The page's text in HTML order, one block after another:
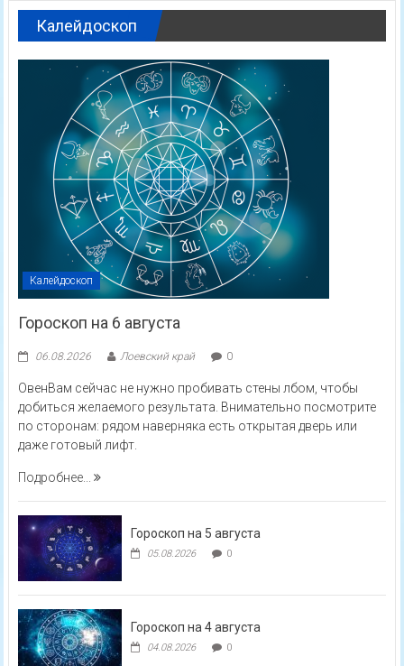
Калейдоскоп
Калейдоскоп
Гороскоп на 6 августа
06.08.2026 Лоевский край 0
ОвенВам сейчас не нужно пробивать стены лбом, чтобы
добиться желаемого результата. Внимательно посмотрите
по сторонам: рядом наверняка есть открытая дверь или
даже готовый лифт.
Подробнее...
Гороскоп на 5 августа
05.08.2026 0
Гороскоп на 4 августа
04.08.2026 0